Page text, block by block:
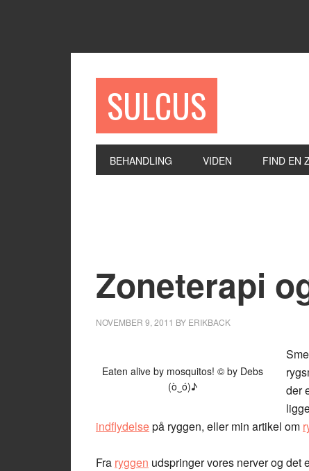
SULCUS
BEHANDLING VIDEN FIND EN
Zoneterapi
NOVEMBER 9, 2011 BY ERIKBACK
Eaten alive by mosquitos! © by Debs
(ò‿ó)♪
der
indflydelsepå ryggen, eller min artikel om
Fra ryggen udspringer vores nerver og det